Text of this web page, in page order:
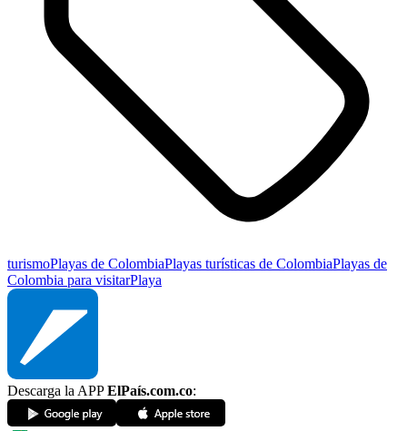
turismoPlayas de ColombiaPlayas turísticas de ColombiaPlayas de
Colombia para visitarPlaya
Descarga la APPElPaís.com.co: